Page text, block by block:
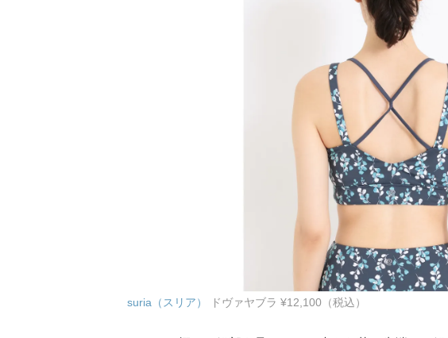
suria（スリア） ドヴァヤブラ ¥12,100（税込）